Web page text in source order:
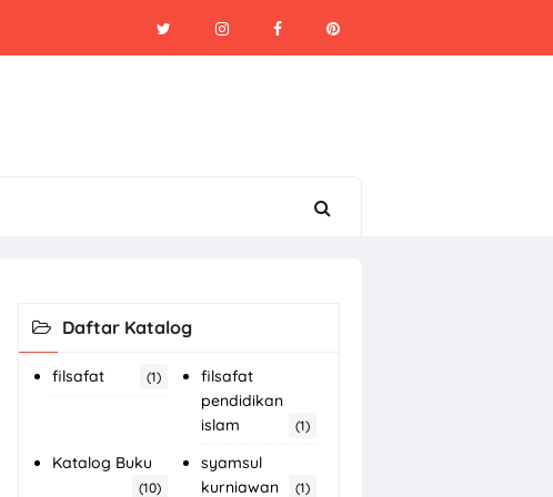
Daftar Katalog
filsafat (1)
filsafat
pendidikan
islam
(1)
Katalog Buku
(10)
syamsul
kurniawan
(1)